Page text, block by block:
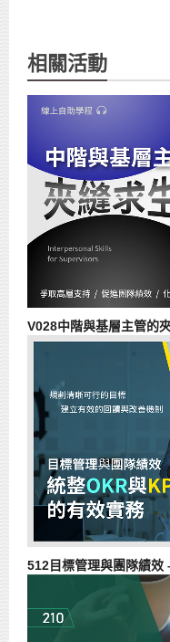
相關活動
V028中階與基層主管的
512目標管理與團隊績效